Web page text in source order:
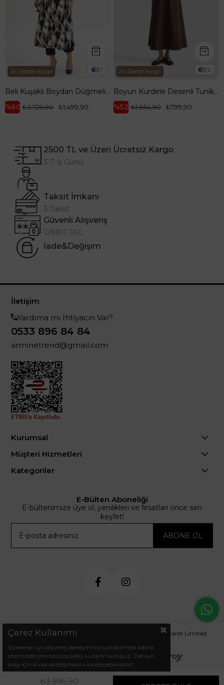
₺3.995,90
1
24 Saatte Kargo
Beli Kuşaklı Boydan Düğmeli Tunik-Siyah 25YT421
%60
₺1.499,90
₺3.729,90
2
24 Saatte Kargo
Boyun Kurdele Desenli Tunik-Mavi 25YT303
%52
₺799,90
₺1.664,90
2500 TL ve Üzeri Ücretsiz Kargo
3-7 İş Günü
Taksit İmkanı
3 Taksit
Güvenli Alışveriş
128BIT SSL
İade&Değişim
İletişim
Yardıma mı İhtiyacın Var?
0533 896 84 84
arminetrend@gmail.com
Kurumsal
Müşteri Hizmetleri
Kategoriler
E-Bülten Aboneliği
E-bültenimize üye ol, yenilikleri ve fırsatları önce sen
keşfet!
ABONE OL
© 2024 .arminetrend.com.tr. Sembol Mağazacılık Ticaret Limited
Çerez Kullanımı
Sizlere en iyi alışveriş deneyimini sunabilmek adına
sitemizde çerezler(cookies) kullanmaktayız. Detaylı
bilgi için Kvkk sözleşmesini inceleyebilirsiniz.